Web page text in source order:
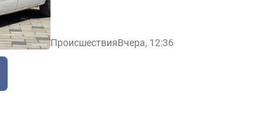
ПроисшествияВчера, 12:36